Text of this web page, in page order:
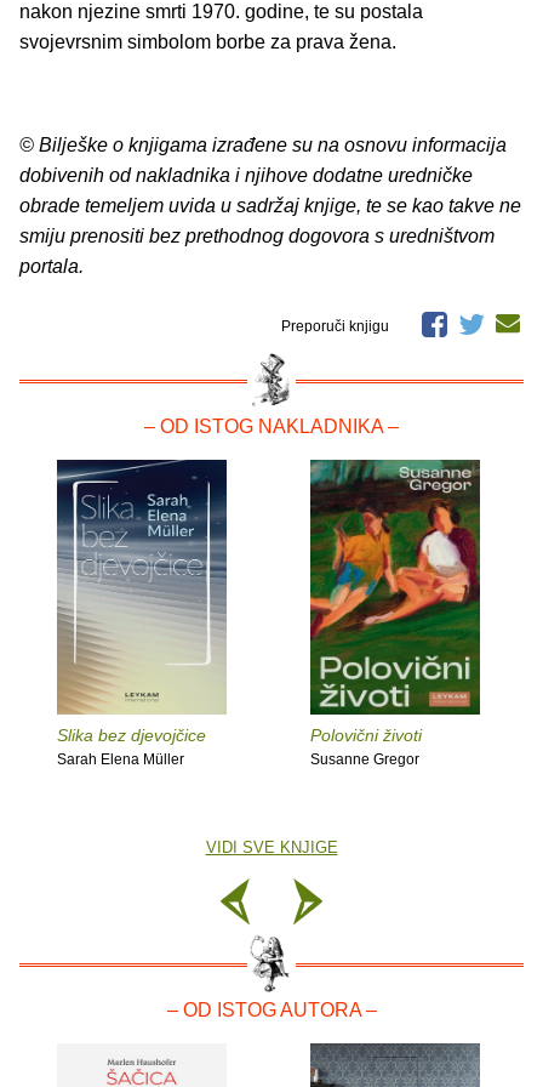
nakon njezine smrti 1970. godine, te su postala
svojevrsnim simbolom borbe za prava žena.
© Bilješke o knjigama izrađene su na osnovu informacija
dobivenih od nakladnika i njihove dodatne uredničke
obrade temeljem uvida u sadržaj knjige, te se kao takve ne
smiju prenositi bez prethodnog dogovora s uredništvom
portala.
Preporuči knjigu
– OD ISTOG NAKLADNIKA –
Slika bez djevojčice
Sarah Elena Müller
Polovični životi
Susanne Gregor
VIDI SVE KNJIGE
– OD ISTOG AUTORA –